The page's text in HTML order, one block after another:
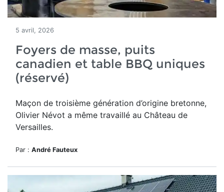
5 avril, 2026
Foyers de masse, puits
canadien et table BBQ uniques
(réservé)
Maçon de troisième génération d’origine bretonne,
Olivier Névot a même travaillé au Château de
Versailles.
Par : André Fauteux